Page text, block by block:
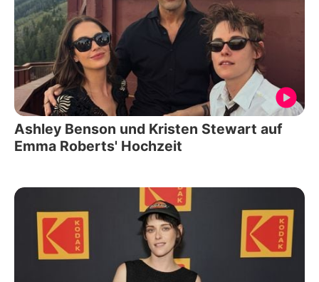
Ashley Benson und Kristen Stewart auf
Emma Roberts' Hochzeit